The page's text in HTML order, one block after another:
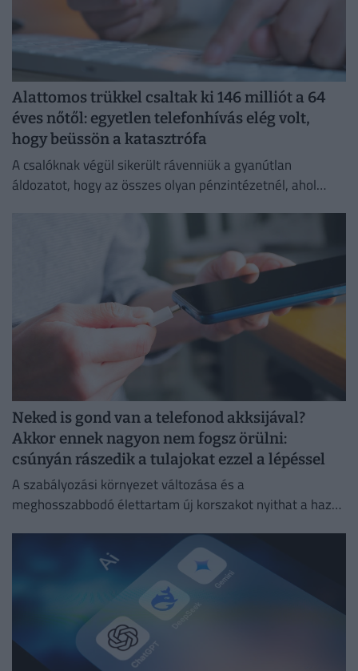
Alattomos trükkel csaltak ki 146 milliót a 64
éves nőtől: egyetlen telefonhívás elég volt,
hogy beüssön a katasztrófa
A csalóknak végül sikerült rávenniük a gyanútlan
áldozatot, hogy az összes olyan pénzintézetnél, ahol
Neked is gond van a telefonod akksijával?
Akkor ennek nagyon nem fogsz örülni:
csúnyán rászedik a tulajokat ezzel a lépéssel
A szabályozási környezet változása és a
meghosszabbodó élettartam új korszakot nyithat a hazai